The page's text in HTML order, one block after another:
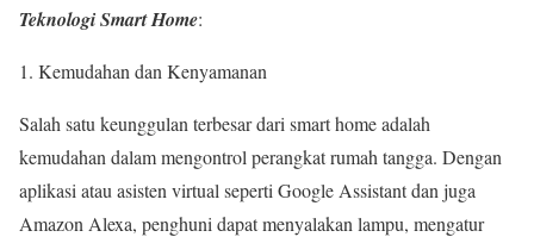
Teknologi Smart Home:
Kemudahan dan Kenyamanan
Salah satu keunggulan terbesar dari smart home adalah
kemudahan dalam mengontrol perangkat rumah tangga. Dengan
aplikasi atau asisten virtual seperti Google Assistant dan juga
Amazon Alexa, penghuni dapat menyalakan lampu, mengatur